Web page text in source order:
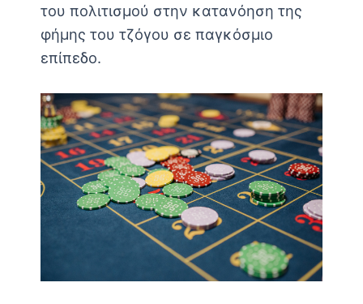
του πολιτισμού στην κατανόηση της
φήμης του τζόγου σε παγκόσμιο
επίπεδο.